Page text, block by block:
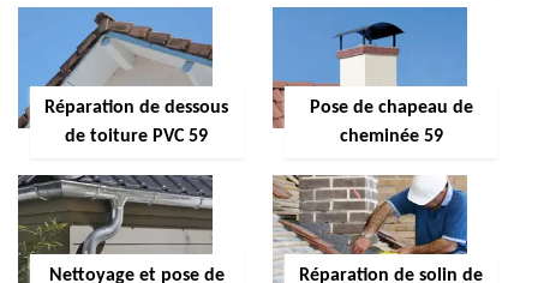
Réparation de dessous
de toiture PVC 59
Pose de chapeau de
cheminée 59
Nettoyage et pose de
Réparation de solin de